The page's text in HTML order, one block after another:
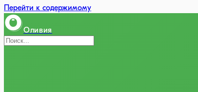
Перейти к содержимому
Оливия